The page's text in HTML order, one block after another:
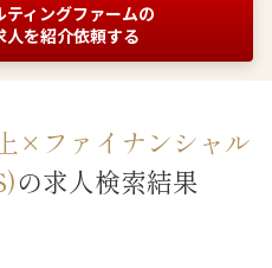
ティングファームの
人を紹介依頼する
×ファイナンシャル
の求人検索結果